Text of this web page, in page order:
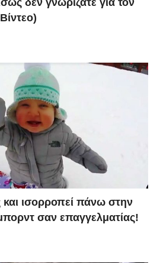
και ισορροπεί πάνω στην
σαν επαγγελματίας!